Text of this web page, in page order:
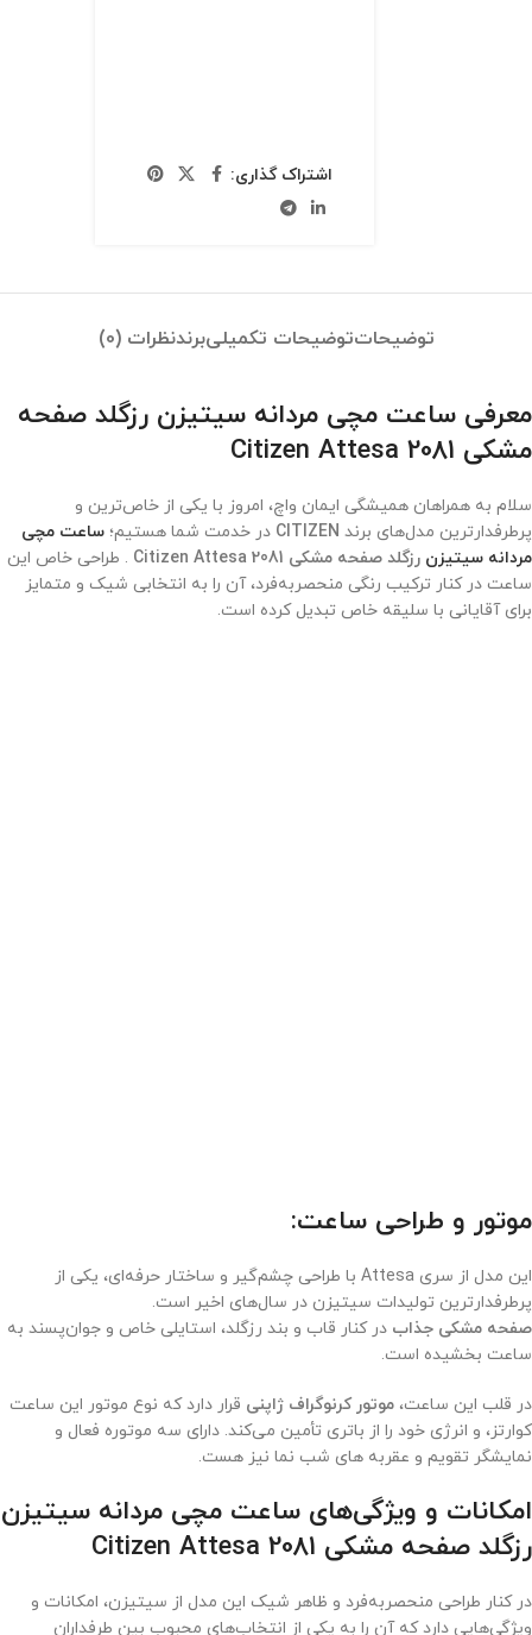
اشتراک گذاری:
توضیحاتتوضیحات تکمیلیبرندنظرات (0)
معرفی ساعت مچی مردانه سیتیزن رزگلد صفحه
مشکی Citizen Attesa 2081
سلام به همراهان همیشگی ایمان واچ، امروز با یکی از خاص‌ترین و
پرطرفدارترین مدل‌های برند CITIZEN در خدمت شما هستیم؛ ساعت مچی
مردانه سیتیزن رزگلد صفحه مشکی Citizen Attesa 2081
. طراحی خاص این
ساعت در کنار ترکیب رنگی منحصربه‌فرد، آن را به انتخابی شیک و متمایز
برای آقایانی با سلیقه خاص تبدیل کرده است.
موتور و طراحی ساعت:
این مدل از سری Attesa با طراحی چشم‌گیر و ساختار حرفه‌ای، یکی از
پرطرفدارترین تولیدات سیتیزن در سال‌های اخیر است.
صفحه مشکی جذاب در کنار قاب و بند رزگلد، استایلی خاص و جوان‌پسند به
ساعت بخشیده است.
در قلب این ساعت، موتور کرنوگراف ژاپنی قرار دارد که نوع موتور این ساعت
کوارتز، و انرژی خود را از باتری تأمین می‌کند. دارای سه موتوره فعال و
نمایشگر تقویم و عقربه های شب نما نیز هست.
امکانات و ویژگی‌های ساعت مچی مردانه سیتیزن
رزگلد صفحه مشکی Citizen Attesa 2081
در کنار طراحی منحصربه‌فرد و ظاهر شیک این مدل از سیتیزن، امکانات و
ویژگی‌هایی دارد که آن را به یکی از انتخاب‌های محبوب بین طرفداران